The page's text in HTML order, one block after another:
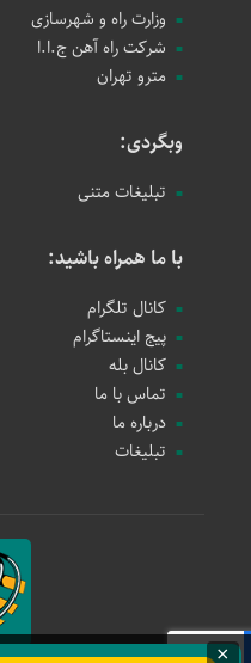
وزارت راه و شهرسازی
شرکت راه آهن ج.ا.ا
مترو تهران
وبگردی:
تبلیغات متنی
با ما همراه باشید:
کانال تلگرام
پیج اینستاگرام
کانال بله
تماس با ما
درباره ما
تبلیغات
×